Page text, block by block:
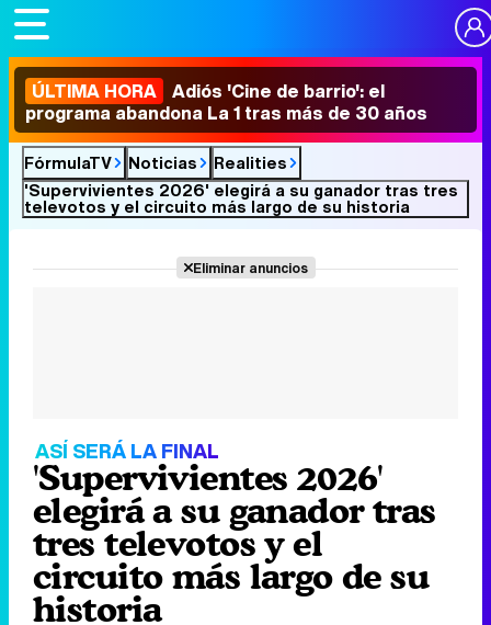
ÚLTIMA HORA Adiós 'Cine de barrio': el
programa abandona La 1 tras más de 30 años
FórmulaTV Noticias
Realities
'Supervivientes 2026' elegirá a su ganador tras tres
televotos y el circuito más largo de su historia
Eliminar anuncios
ASÍ SERÁ LA FINAL
'Supervivientes 2026'
elegirá a su ganador tras
tres televotos y el
circuito más largo de su
historia